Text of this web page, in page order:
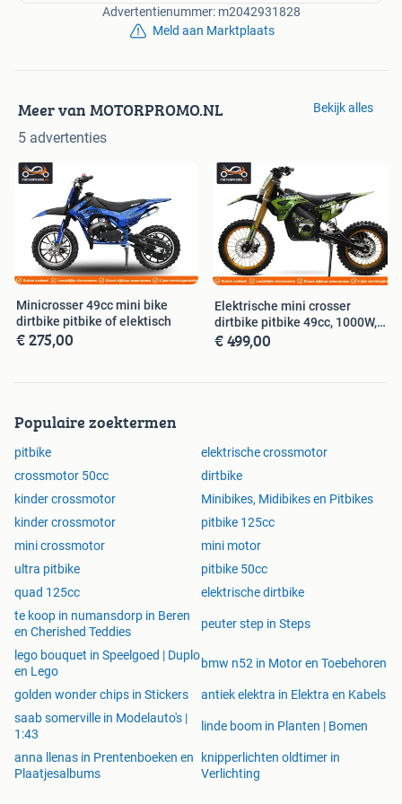
(prijzen zijn afhankelijk van merk, formaat, frame en
1= Beesd a/d A2 tussen Utrecht en Den Bosch
2= Budel a/d A2 tussen Eindhoven en Weert
4= Hardenberg Overijssel
5= Surhuisterveen, Lauwerswelle 5-A
Contact gegevens:
- 085-7609360
- 06-15 888 450
- 0031-857609360
info@motorpromo.nl
motorpromo
worden gebruikt. Veiligheid staat voorop!
Ontdek Kracht en Avontuur met 125cc Dirtbikes, Pitbikes,
en Crossmotoren
Als je op zoek bent naar ongeëvenaarde kracht en
opwinding op de trails, overweeg dan een 125cc off-road
motorfiets. Deze krachtige machines, ook wel bekend als
dirtbikes, pitbikes, crossmotoren en endurofietsen, bieden
van alle niveaus.
Indrukwekkende 125cc Kracht
Met een krachtige 125cc-motor leveren deze motorfietsen
indrukwekkende prestaties. Of je nu over ruige trails,
heuvelachtig terrein of modderige paden rijdt, ze bieden het
vermogen en de koppel die je nodig hebt om obstakels te
Advertentienummer: m2042931828
Meld aan Marktplaats
Meer van MOTORPROMO.NL
5 advertenties
Bekijk alles
Minicrosser 49cc mini bike
dirtbike pitbike of elektisch
€ 275,00
Elektrische mini crosser
dirtbike pitbike 49cc, 1000W,
1500W
€ 499,00
Populaire zoektermen
pitbike
elektrische crossmotor
crossmotor 50cc
dirtbike
kinder crossmotor
Minibikes, Midibikes en Pitbikes
kinder crossmotor
pitbike 125cc
mini crossmotor
mini motor
ultra pitbike
pitbike 50cc
quad 125cc
elektrische dirtbike
te koop in numansdorp in Beren
en Cherished Teddies
peuter step in Steps
lego bouquet in Speelgoed | Duplo
en Lego
bmw n52 in Motor en Toebehoren
golden wonder chips in Stickers
antiek elektra in Elektra en Kabels
saab somerville in Modelauto's |
1:43
linde boom in Planten | Bomen
anna llenas in Prentenboeken en
Plaatjesalbums
knipperlichten oldtimer in
Verlichting